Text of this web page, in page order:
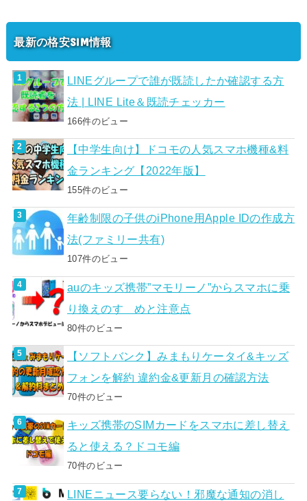
最新の格安SIM情報
LINEグループで誰が既読したか確認する方
法 | LINE Lite＆既読チェッカー
166件のビュー
【中学生向け】ドコモの人気スマホ機種&料
金ランキング【2022年版】
155件のビュー
年齢制限の子供のiPhone用Apple IDの作成方
法(ファミリー共有)
107件のビュー
auのキッズ携帯”マモリーノ”からスマホに乗
り換えのすゝめと注意点
80件のビュー
【ソフトバンク】みまもりケータイ&キッズ
フォンを解約 違約金&更新月の確認方法
70件のビュー
キッズ携帯のSIMカードをスマホに差し替え
ると使える？ドコモ編
70件のビュー
LINEニュース要らない！邪魔な通知の消し